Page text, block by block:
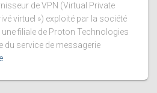
de VPN (Virtual Private
virtuel ») exploité par la société
filiale de Proton Technologies
du service de messagerie